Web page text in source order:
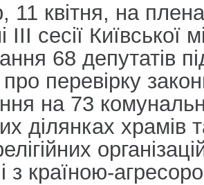
11 квітня, на
IIІ сесії Київської
68 депутатів
перевірку
на 73
ділянках храмів
з країною-